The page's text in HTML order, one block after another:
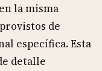
la misma
de
específica. Esta
detalle